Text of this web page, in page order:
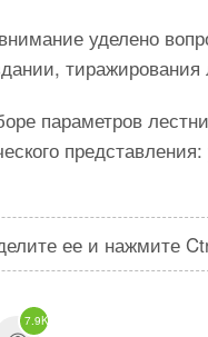
уделено
параметров
ее и нажмите
7.9K